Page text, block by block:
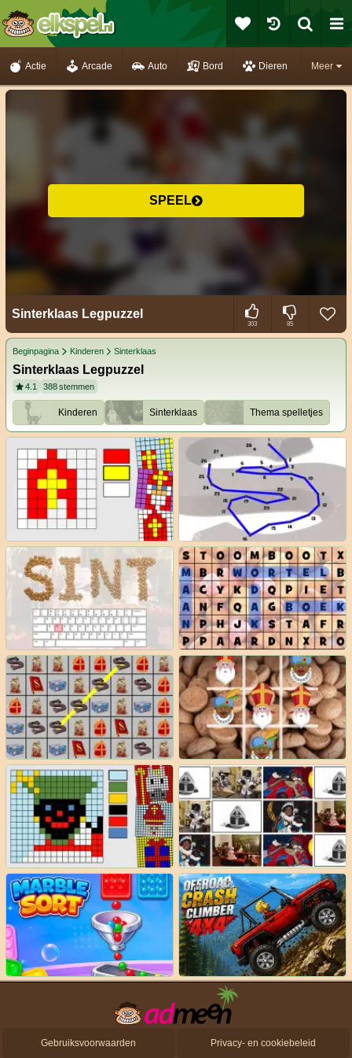
Meer
Actie Arcade Auto Bord Dieren
SPEEL
Sinterklaas Legpuzzel
303 85
Beginpagina Kinderen Sinterklaas
Sinterklaas Legpuzzel
4.1 388stemmen
Kinderen Sinterklaas Thema spelletjes
Gebruiksvoorwaarden Privacy- en cookiebeleid